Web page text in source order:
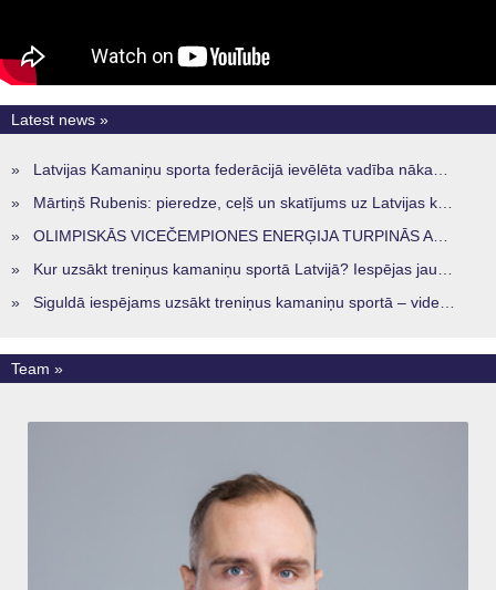
Latest news »
» Latvijas Kamaniņu sporta federācijā ievēlēta vadība nākamajam četru gadu termiņam
» Mārtiņš Rubenis: pieredze, ceļš un skatījums uz Latvijas kamaniņu sportu
» OLIMPISKĀS VICEČEMPIONES ENERĢIJA TURPINĀS ARĪ STARPSEZONĀ
» Kur uzsākt treniņus kamaniņu sportā Latvijā? Iespējas jaunajiem sportistiem visos reģionos
» Siguldā iespējams uzsākt treniņus kamaniņu sportā – vide, kur veidojas nākamā sportistu paaudze
Team »